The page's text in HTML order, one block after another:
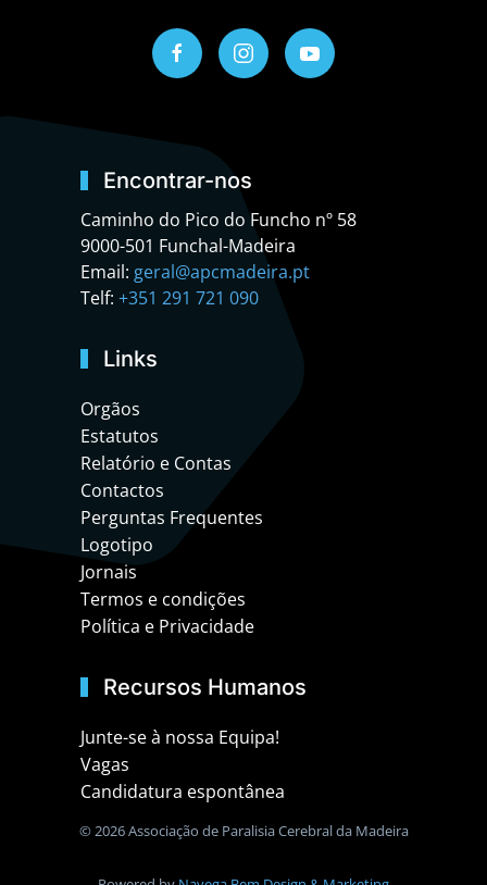
Encontrar-nos
Caminho do Pico do Funcho nº 58
9000-501 Funchal-Madeira
Email: geral@apcmadeira.pt
Telf: +351 291 721 090
Links
Orgãos
Estatutos
Relatório e Contas
Contactos
Perguntas Frequentes
Logotipo
Jornais
Termos e condições
Política e Privacidade
Recursos Humanos
Junte-se à nossa Equipa!
Vagas
Candidatura espontânea
©2026 Associação de Paralisia Cerebral da Madeira